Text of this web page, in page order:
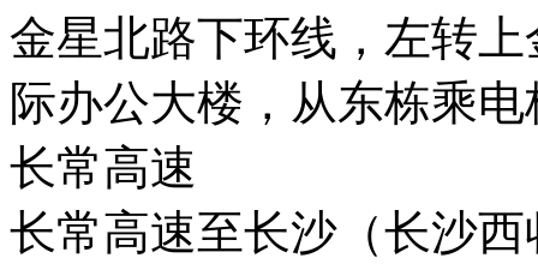
金星北路下环线，左转
际办公大楼，从东栋乘
长常高速
长常高速至长沙（长沙